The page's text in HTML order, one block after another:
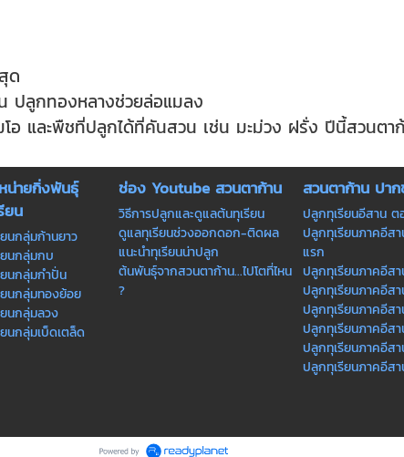
ด
ปลูกทองหลางช่วยล่อแมลง
อ และพืชที่ปลูกได้ที่คันสวน เช่น มะม่วง ฝรั่ง ปีนี้สวนต
น่ายกิ่งพันธุ์
ยน
นกลุ่มก้านยาว
ยนกลุ่มกบ
ยนกลุ่มกำปั่น
ยนกลุ่มทองย้อย
นกลุ่มลวง
นกลุ่มเบ็ดเตล็ด
ช่อง Youtube สวนตาก้าน
วิธีการปลูกและดูแลต้นทุเรียน
ดูแลทุเรียนช่วงออกดอก-ติดผล
แนะนำทุเรียนน่าปลูก
ต้นพันธุ์จากสวนตาก้าน...ไปโตที่ไหน
?
สวนตาก้าน ปา
ปลูกทุเรียนอีสาน ต
ปลูกทุเรียนภาคอีส
แรก
ปลูกทุเรียนภาคอีส
ปลูกทุเรียนภาคอีส
ปลูกทุเรียนภาคอีส
ปลูกทุเรียนภาคอีส
ปลูกทุเรียนภาคอี
ปลูกทุเรียนภาคอีส